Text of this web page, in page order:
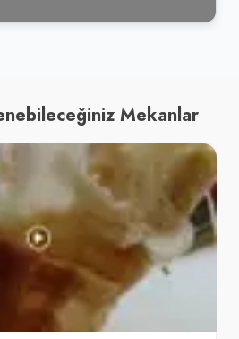
Mekanlar